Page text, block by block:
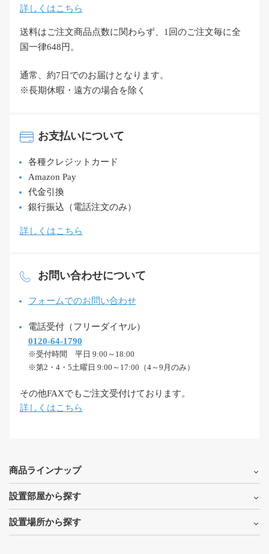
詳しくはこちら
送料はご注文商品点数に関わらず、1回のご注文毎に全
国一律648円。
通常、約7日でのお届けとなります。
※長期休暇・遠方の場合を除く
お支払いについて
各種クレジットカード
Amazon Pay
代金引換
銀行振込（電話注文のみ）
詳しくはこちら
お問い合わせについて
フォームでのお問い合わせ
電話受付（フリーダイヤル）
0120-64-1790
※受付時間 平日 9:00～18:00
※第2・4・5土曜日 9:00～17:00（4～9月のみ）
その他FAXでもご注文受付けております。
詳しくはこちら
商品ラインナップ
設置部屋から探す
設置場所から探す